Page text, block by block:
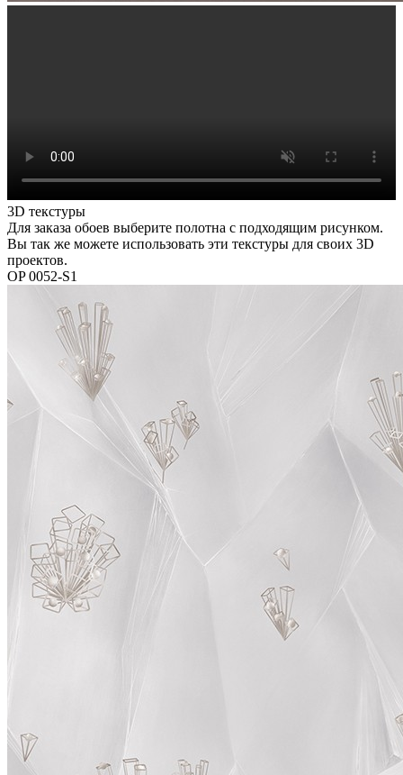
3D текстуры
Для заказа обоев выберите полотна с подходящим рисунком.
Вы так же можете использовать эти текстуры для своих 3D
проектов.
OP 0052-S1